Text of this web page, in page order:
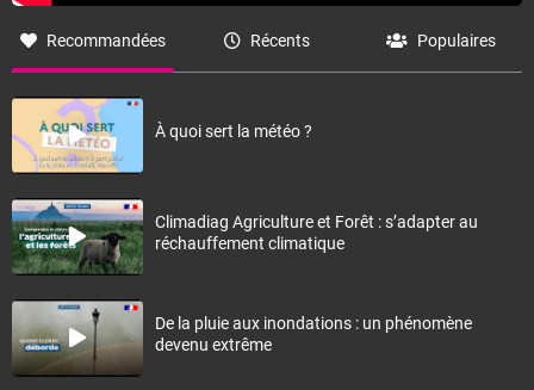
Recommandées Récents Populaires
À quoi sert la météo ?
Climadiag Agriculture et Forêt : s’adapter au
réchauffement climatique
De la pluie aux inondations : un phénomène
devenu extrême